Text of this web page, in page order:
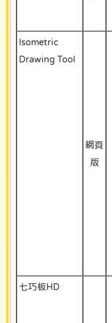
Isometric
Drawing Tool
網頁
版
七巧板HD